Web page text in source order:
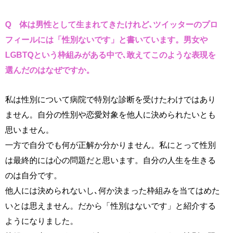
Q 体は男性として生まれてきたけれど､ ツイッターのプロ
フィールには「性別ないです」と書いています。 男女や
LGBTQという枠組みがある中で､敢えてこのような表現を
選んだのはなぜですか。
私は性別について病院で特別な診断を受けたわけではあり
ません。自分の性別や恋愛対象を他人に決められたいとも
思いません。
一方で自分でも何が正解か分かりません。私にとって性別
は最終的には心の問題だと思います。自分の人生を生きる
のは自分です。
他人には決められないし､何か決まった枠組みを当てはめた
いとは思えません。だから「性別はないです」と紹介する
ようになりました。